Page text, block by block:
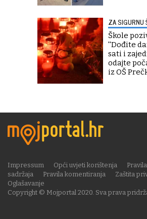
ZA SIGURNU
Škole
''Dođite
sati i
odajte
iz OŠ
Copyright © Mojportal 2020. Sva prava
Impressum Opći uvjeti korištenja
sadržaja
Pravila komentiranja Zaštita
Oglašavanje